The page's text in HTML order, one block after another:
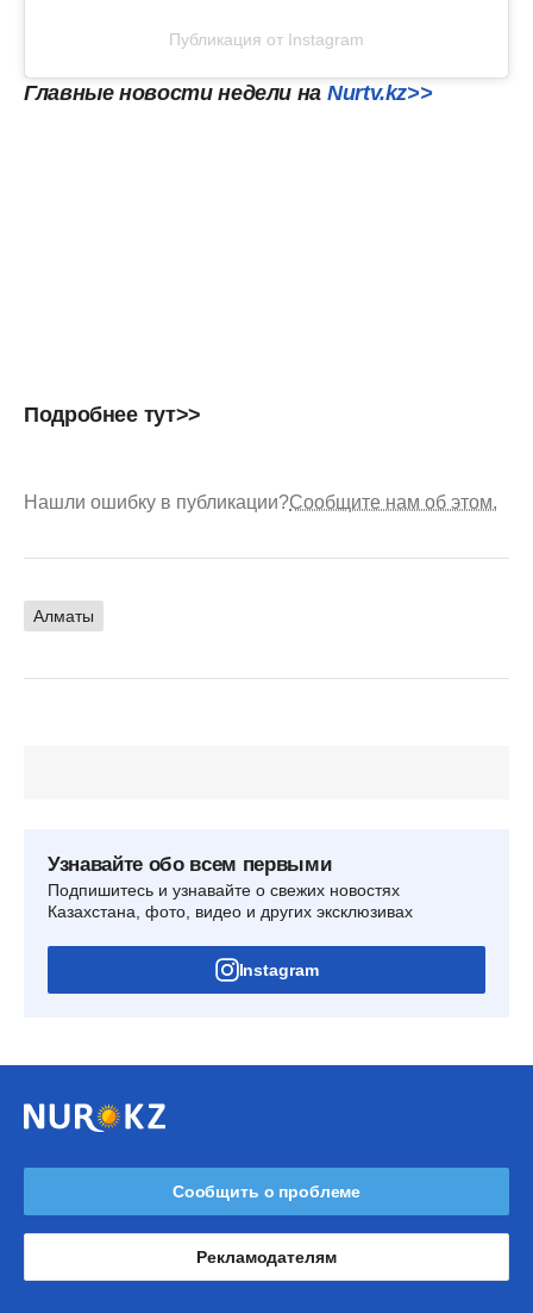
Публикация от Instagram
Главные новости недели на Nurtv.kz>>
Подробнее тут>>
Нашли ошибку в публикации?Сообщите нам об этом.
Алматы
Узнавайте обо всем первыми
Подпишитесь и узнавайте о свежих новостях
Казахстана, фото, видео и других эксклюзивах
Instagram
Сообщить о проблеме
Рекламодателям